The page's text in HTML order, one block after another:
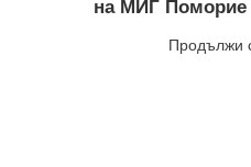
на МИГ Поморие
Продължи